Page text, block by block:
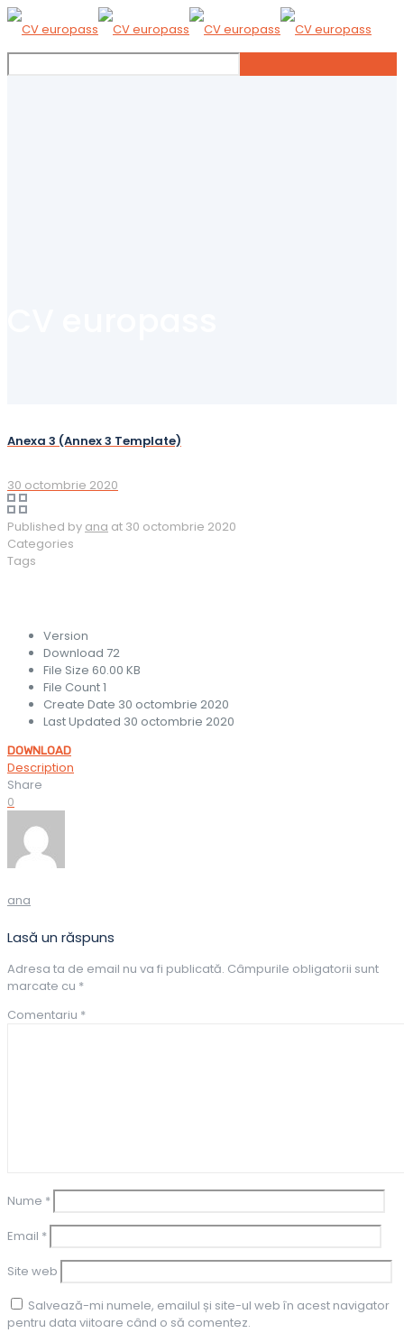
Anexa 3 (Annex 3 Template)
30 octombrie 2020
Published by ana at 30 octombrie 2020
Categories
Tags
Version
Download 72
File Size 60.00 KB
File Count1
Create Date 30 octombrie 2020
Last Updated 30 octombrie 2020
DOWNLOAD
Description
Share
0
ana
Lasă un răspuns
Adresa ta de email nu va fi publicată. Câmpurile obligatorii sunt
marcate cu *
Comentariu *
Nume *
Email *
Site web
Salvează-mi numele, emailul și site-ul web în acest navigator
pentru data viitoare când o să comentez.